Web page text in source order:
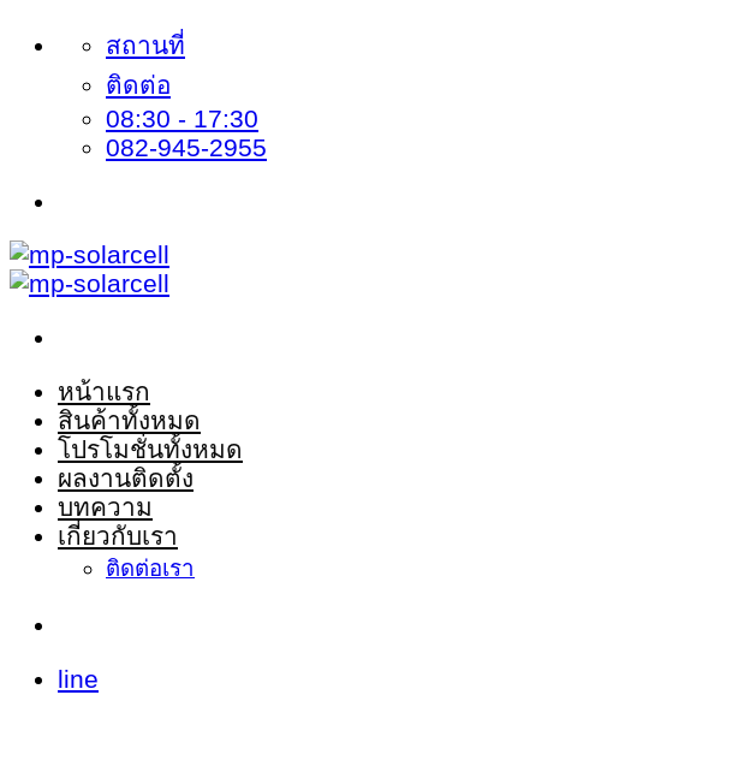
ข้าม
สถานที่
ติดต่อ
08:30 - 17:30
082-945-2955
หน้าแรก
สินค้าทั้งหมด
โปรโมชั่นทั้งหมด
ผลงานติดตั้ง
บทความ
เกี่ยวกับเรา
ติดต่อเรา
line